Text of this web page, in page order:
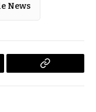
News
Copy